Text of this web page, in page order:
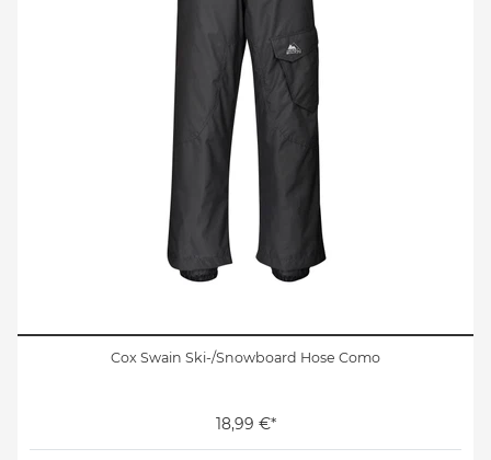
Cox Swain Ski-/Snowboard Hose Como
18,99 €*